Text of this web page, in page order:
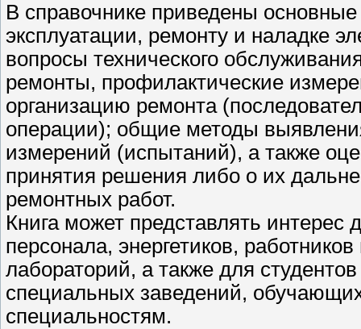
В справочнике приведены
эксплуатации, ремонту и наладке
вопросы технического
ремонты, профилактические
организацию ремонта
операции); общие методы
измерений (испытаний), а также
принятия решения либо о их
ремонтных работ.
Книга может представлять интерес
персонала, энергетиков,
лабораторий, а также для
специальных заведений,
специальностям.